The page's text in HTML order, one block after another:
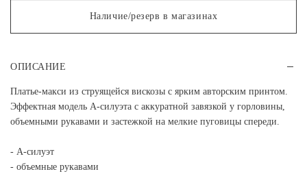
Наличие/резерв в магазинах
ОПИСАНИЕ
Платье-макси из струящейся вискозы с ярким авторским принтом.
Эффектная модель А-силуэта с аккуратной завязкой у горловины,
объемными рукавами и застежкой на мелкие пуговицы спереди.
- А-силуэт
- объемные рукавами